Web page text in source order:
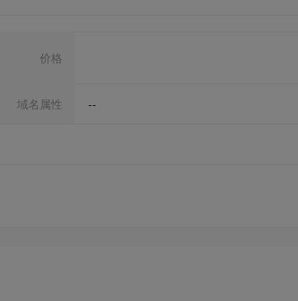
价格
域名属性 --